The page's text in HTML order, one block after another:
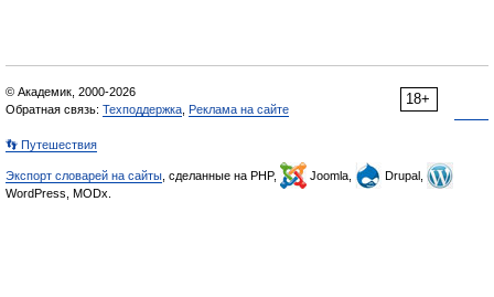
18+
© Академик, 2000-2026
Обратная связь: Техподдержка Реклама на сайте
👣 Путешествия
Экспорт словарей на сайты , сделанные на PHP, Joomla,
Drupal,
WordPress, MODx.